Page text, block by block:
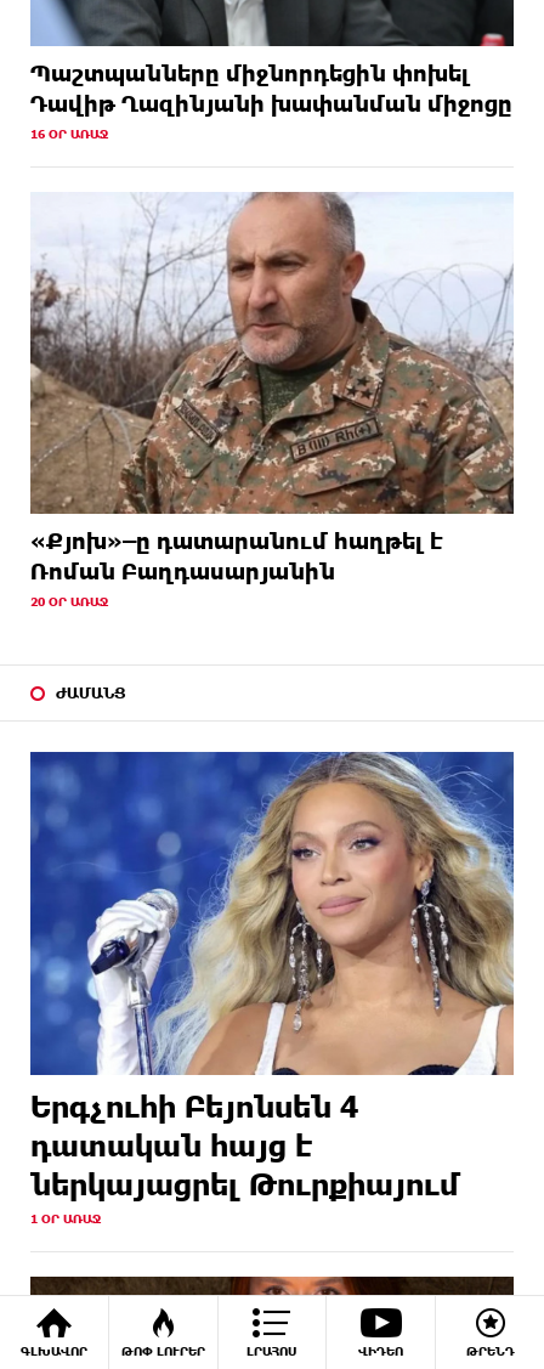
ԳԼԽԱՎՈՐ ԹՈՓ ԼՈՒՐԵՐ ԼՐԱՀՈՍ ՎԻԴԵՈ ԹՐԵՆԴ
Պաշտպանները միջնորդեցին փոխել
Դավիթ Ղազինյանի խափանման միջոցը
16 ՕՐ ԱՌԱՋ
«Քյոխ»–ը դատարանում հաղթել է
Ռոման Բաղդասարյանին
20 ՕՐ ԱՌԱՋ
ԺԱՄԱՆՑ
Երգչուհի Բեյոնսեն ​​4
դատական հայց է
ներկայացրել Թուրքիայում
1 ՕՐ ԱՌԱՋ